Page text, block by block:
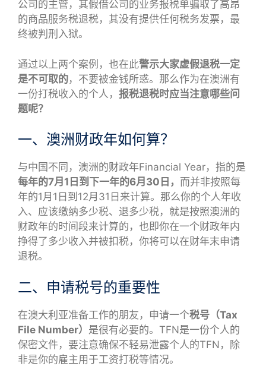
公司的主管，其假借公司的业务报税单骗取了高昂
的商品服务税退税，其没有提供任何税务发票，最
终被判刑入狱。
通过以上两个案例，也在此警示大家虚假退税一定
是不可取的，不要被金钱所惑。那么作为在澳洲有
一份打税收入的个人， 报税退税时应当注意哪些问
题呢？
一、澳洲财政年如何算？
与中国不同，澳洲的财政年Financial Year，指的是
每年的7月1日到下一年的6月30日， 而并非按照每
年的1月1日到12月31日来计算。那么你的个人年收
入、应该缴纳多少税、退多少税，就是按照澳洲的
财政年的时间段来计算的，也即你在一个财政年内
挣得了多少收入并被扣税，你将可以在财年末申请
退税。
二、申请税号的重要性
在澳大利亚准备工作的朋友，申请一个税号（Tax
File Number） 是很有必要的。TFN是一份个人的
保密文件，要注意确保不轻易泄露个人的TFN，除
非是你的雇主用于工资打税等情况。